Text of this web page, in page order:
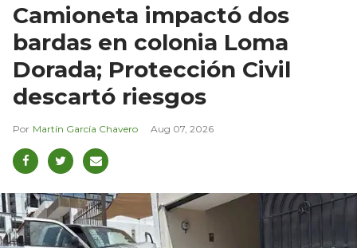
Camioneta impactó dos
bardas en colonia Loma
Dorada; Protección Civil
descartó riesgos
Martín García Chavero Aug 07, 2026